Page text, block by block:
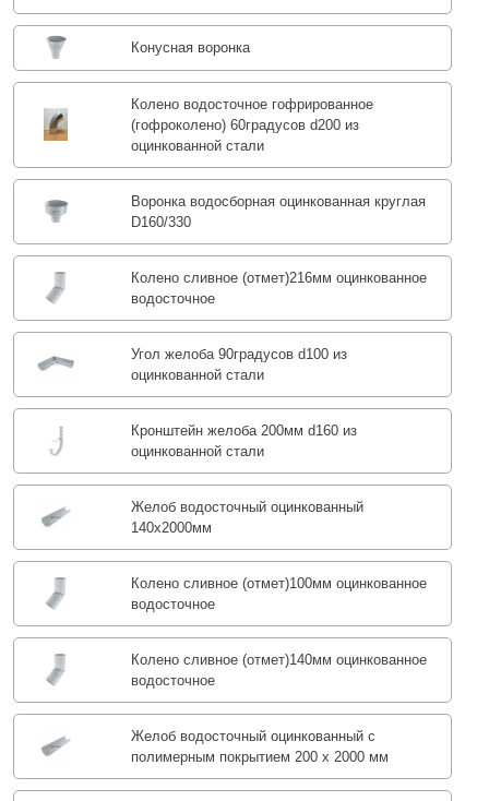
Конусная воронка
Колено водосточное гофрированное
(гофроколено) 60градусов d200 из
оцинкованной стали
Воронка водосборная оцинкованная круглая
D160/330
Колено сливное (отмет)216мм оцинкованное
водосточное
Угол желоба 90градусов d100 из
оцинкованной стали
Кронштейн желоба 200мм d160 из
оцинкованной стали
Желоб водосточный оцинкованный
140х2000мм
Колено сливное (отмет)100мм оцинкованное
водосточное
Колено сливное (отмет)140мм оцинкованное
водосточное
Желоб водосточный оцинкованный с
полимерным покрытием 200 х 2000 мм